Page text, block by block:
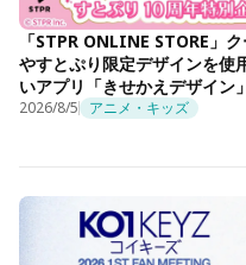
「STPR ONLINE STORE」
やすとぷり限定デザインを使
いアプリ「きせかえデザイン
2026/8/5 アニメ・キッズ